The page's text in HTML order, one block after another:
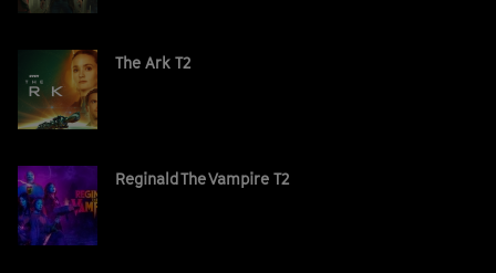
The Ark T2
Reginald The Vampire T2